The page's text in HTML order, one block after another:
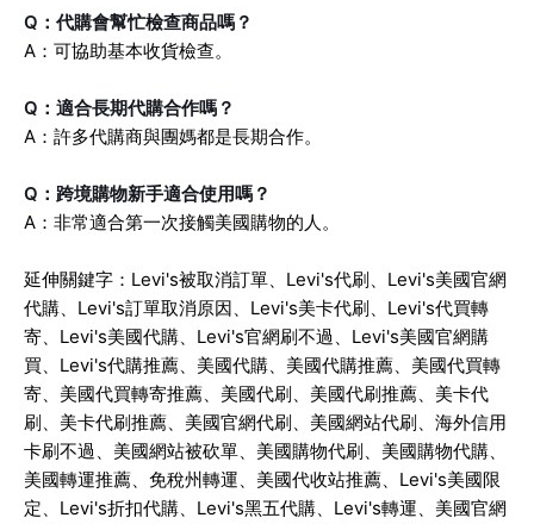
Q：代購會幫忙檢查商品嗎？
A：可協助基本收貨檢查。
Q：適合長期代購合作嗎？
A：許多代購商與團媽都是長期合作。
Q：跨境購物新手適合使用嗎？
A：非常適合第一次接觸美國購物的人。
延伸關鍵字：Levi's被取消訂單、Levi's代刷、Levi's美國官網
代購、Levi's訂單取消原因、Levi's美卡代刷、Levi's代買轉
寄、Levi's美國代購、Levi's官網刷不過、Levi's美國官網購
買、Levi's代購推薦、美國代購、美國代購推薦、美國代買轉
寄、美國代買轉寄推薦、美國代刷、美國代刷推薦、美卡代
刷、美卡代刷推薦、美國官網代刷、美國網站代刷、海外信用
卡刷不過、美國網站被砍單、美國購物代刷、美國購物代購、
美國轉運推薦、免稅州轉運、美國代收站推薦、Levi's美國限
定、Levi's折扣代購、Levi's黑五代購、Levi's轉運、美國官網